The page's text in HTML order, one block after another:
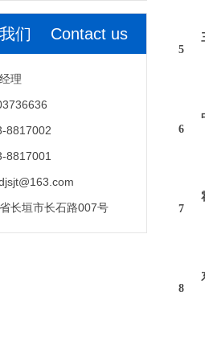
们 Contact us
理
8817002
8817001
长垣市长石路007号
5
6
7
8